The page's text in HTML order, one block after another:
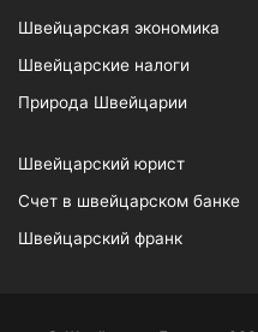
Швейцарская экономика
Швейцарские налоги
Природа Швейцарии
Швейцарский юрист
Счет в швейцарском банке
Швейцарский франк